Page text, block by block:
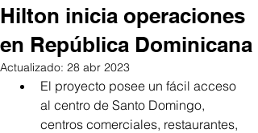
Hilton inicia operaciones
en República Dominicana
Actualizado: 28 abr 2023
El proyecto posee un fácil acceso
al centro de Santo Domingo,
centros comerciales, restaurantes,